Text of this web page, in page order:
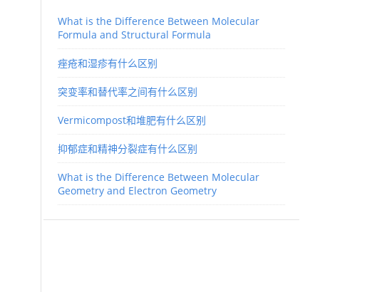
What is the Difference Between Molecular
Formula and Structural Formula
痤疮和湿疹有什么区别
突变率和替代率之间有什么区别
Vermicompost和堆肥有什么区别
抑郁症和精神分裂症有什么区别
What is the Difference Between Molecular
Geometry and Electron Geometry